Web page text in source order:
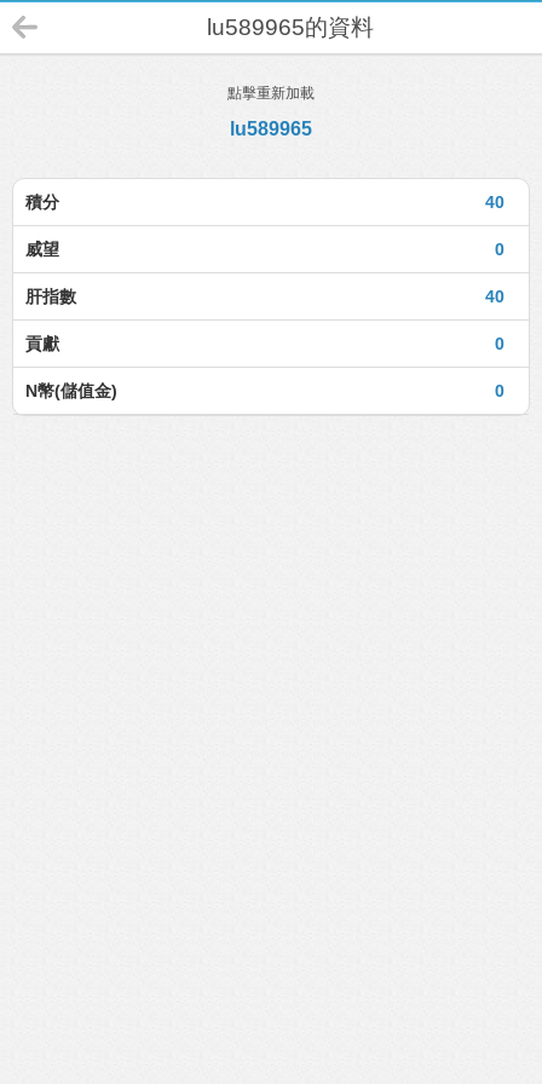
lu589965的資料
點擊重新加載
lu589965
40
積分
0
威望
40
肝指數
0
貢獻
0
N幣(儲值金)